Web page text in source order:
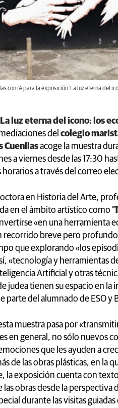
con IA para la exposición 'La luz eterna del
luz eterna del icono: los
del colegio
Cuenllasacoge la muestra
a viernes desde las 17:30
a través del correo
en Historia del Arte,
en el ámbito artístico como
«en una herramienta
recorrido breve pero profundo
que explorando «los
«tecnología y herramientas
Artificial y otras
judea tienen su espacio en la
parte del alumnado de ESO y
muestra pasa por
en general, no sólo nuevos
que les ayuden a
de las obras plásticas, en la
la exposición cuenta con
obras desde la perspectiva
durante las visitas